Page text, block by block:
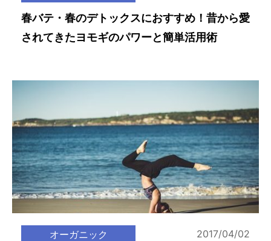
春バテ・春のデトックスにおすすめ！昔から愛
されてきたヨモギのパワーと簡単活用術
オーガニック 2017/04/02